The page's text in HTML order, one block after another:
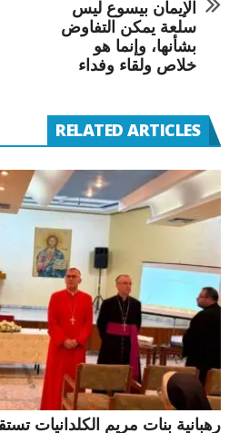
الإيمان بيسوع ليس
سلعة يمكن التفاوض
بشأنها، وإنما هو
خلاص ولقاء وفداء
RELATED ARTICLES
رهبانية بنات مريم الكلدانيات